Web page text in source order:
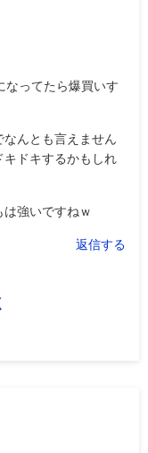
なってたら爆買いす
んとも言えません
ドキするかもしれ
強いですねｗ
返信する